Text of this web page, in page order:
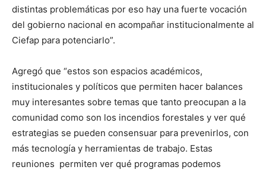
distintas problemáticas por eso hay una fuerte vocación
del gobierno nacional en acompañar institucionalmente al
Ciefap para potenciarlo”.
Agregó que “estos son espacios académicos,
institucionales y políticos que permiten hacer balances
muy interesantes sobre temas que tanto preocupan a la
comunidad como son los incendios forestales y ver qué
estrategias se pueden consensuar para prevenirlos, con
más tecnología y herramientas de trabajo. Estas
reuniones permiten ver qué programas podemos